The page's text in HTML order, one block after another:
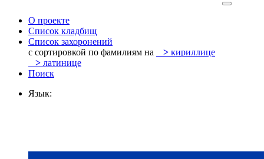
О проекте
Список кладбищ
Список захоронений
с сортировкой по фамилиям на
> кириллице
> латинице
Поиск
Язык: